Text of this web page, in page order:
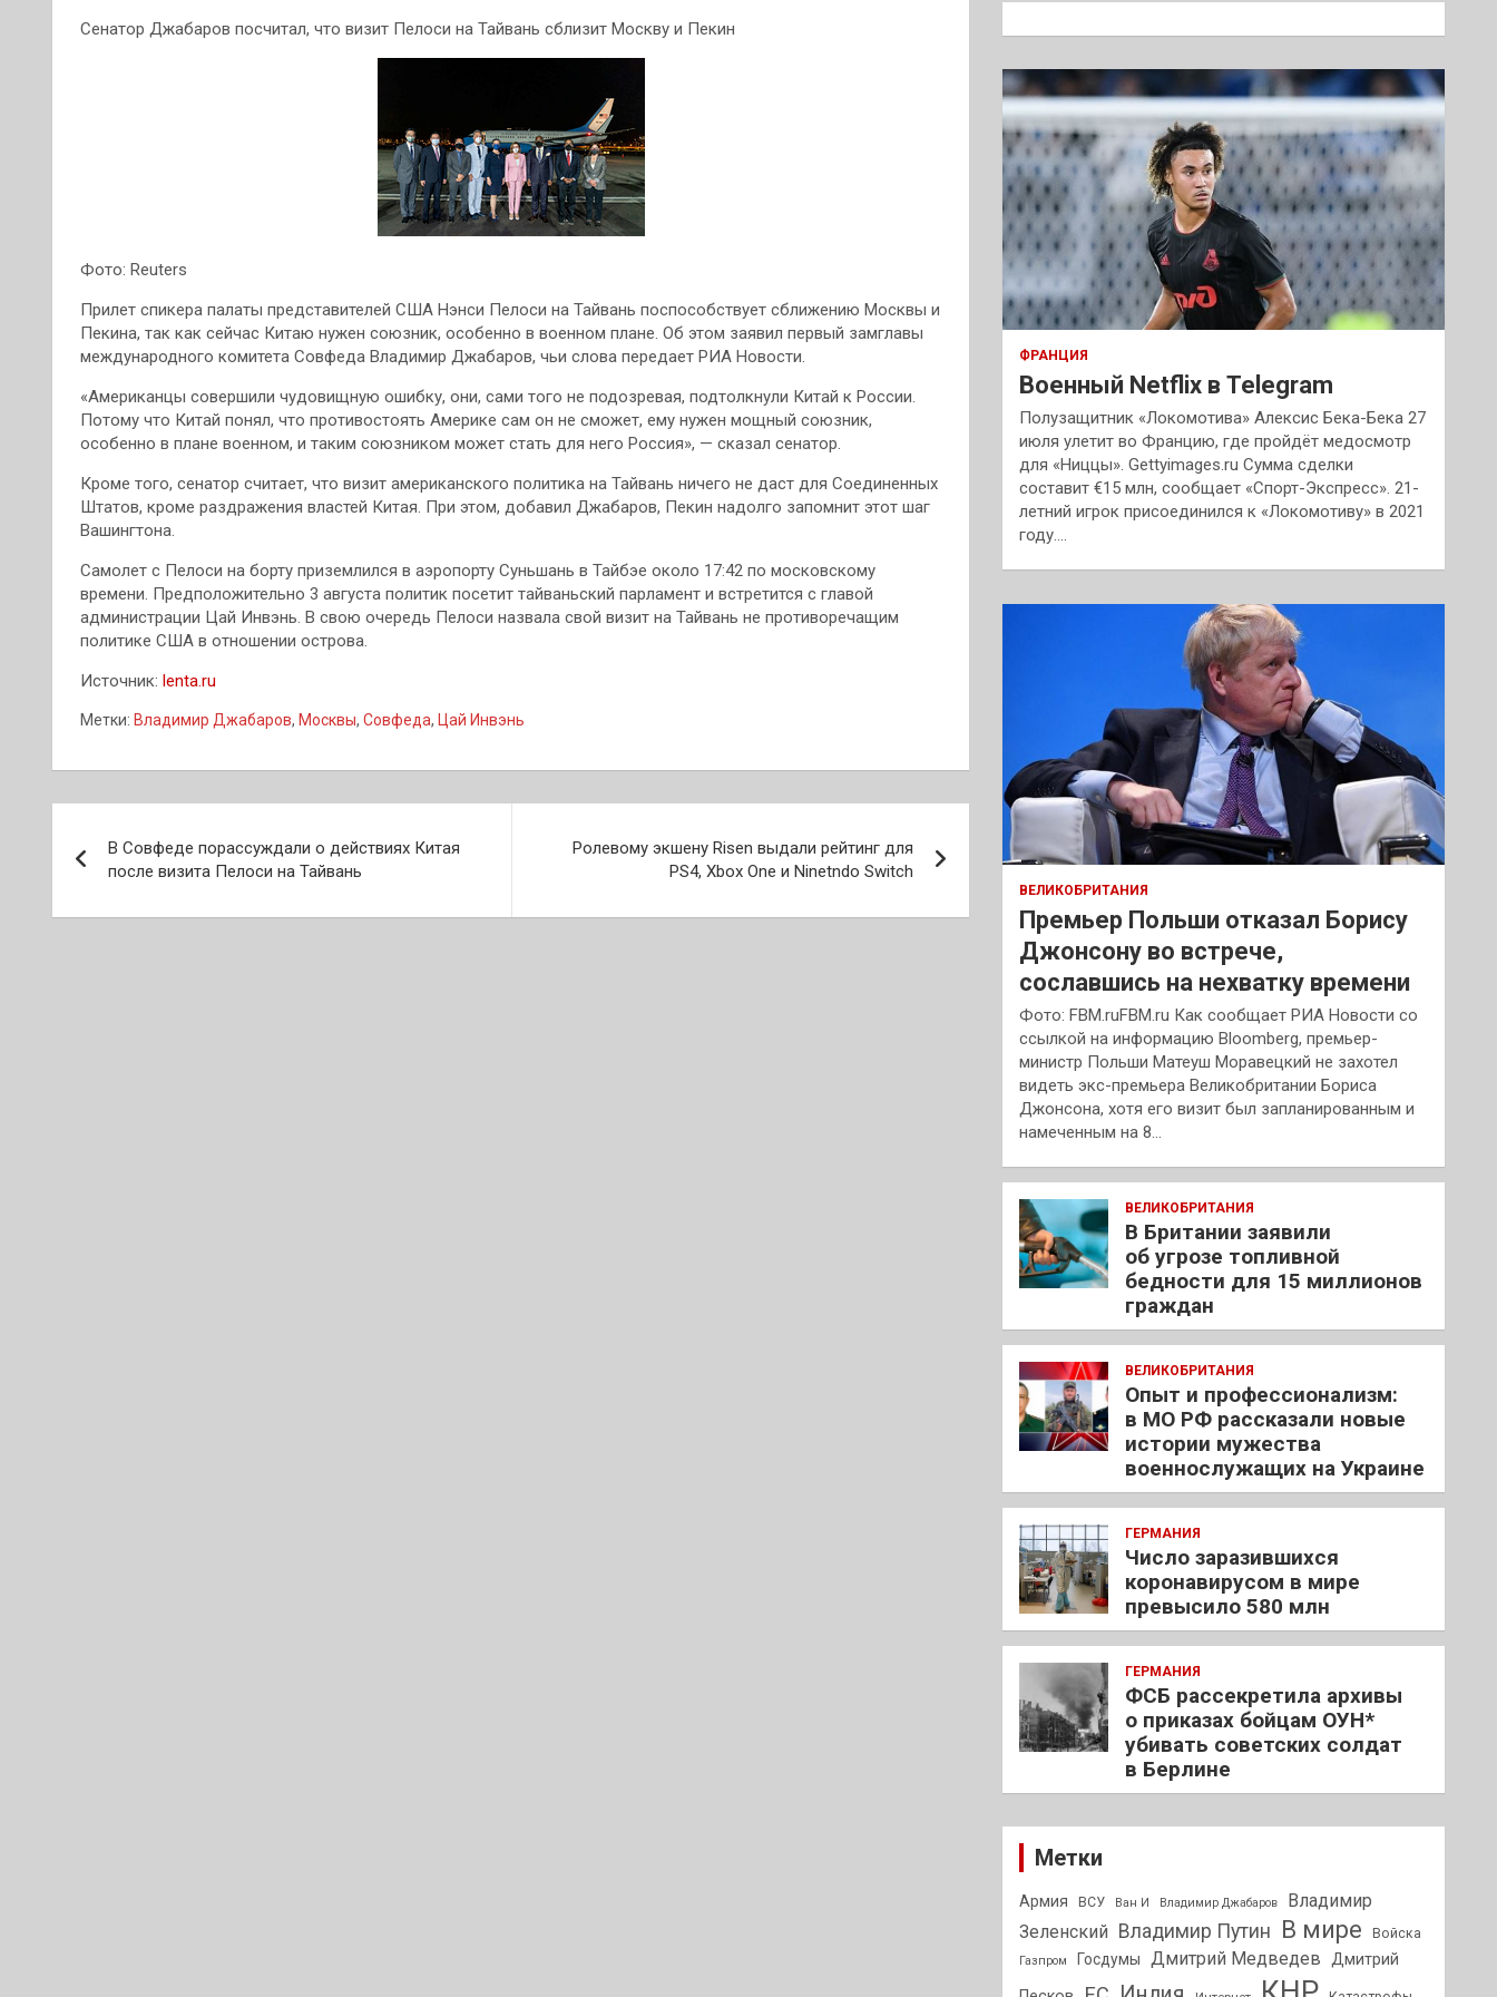
Сенатор Джабаров посчитал, что визит Пелоси на Тайвань сблизит Москву и Пекин
Фото: Reuters
Прилет спикера палаты представителей США Нэнси Пелоси на Тайвань поспособствует сближению Москвы и
Пекина, так как сейчас Китаю нужен союзник, особенно в военном плане. Об этом заявил первый замглавы
международного комитета Совфеда Владимир Джабаров, чьи слова передает РИА Новости.
«Американцы совершили чудовищную ошибку, они, сами того не подозревая, подтолкнули Китай к России.
Потому что Китай понял, что противостоять Америке сам он не сможет, ему нужен мощный союзник,
особенно в плане военном, и таким союзником может стать для него Россия», — сказал сенатор.
Кроме того, сенатор считает, что визит американского политика на Тайвань ничего не даст для Соединенных
Штатов, кроме раздражения властей Китая. При этом, добавил Джабаров, Пекин надолго запомнит этот шаг
Вашингтона.
Самолет с Пелоси на борту приземлился в аэропорту Суньшань в Тайбэе около 17:42 по московскому
времени. Предположительно 3 августа политик посетит тайваньский парламент и встретится с главой
администрации Цай Инвэнь. В свою очередь Пелоси назвала свой визит на Тайвань не противоречащим
политике США в отношении острова.
Источник: lenta.ru
Метки: Владимир Джабаров, Москвы, Совфеда, Цай Инвэнь
по
записям
В Совфеде порассуждали о действиях Китая
после визита Пелоси на Тайвань
Ролевому экшену Risen выдали рейтинг для
PS4, Xbox One и Ninetndo Switch
к
ФРАНЦИЯ
Военный Netflix в Telegram
Полузащитник «Локомотива» Алексис Бека-Бека 27
июля улетит во Францию, где пройдёт медосмотр
для «Ниццы». Gettyimages.ru Сумма сделки
составит €15 млн, сообщает «Спорт-Экспресс». 21-
летний игрок присоединился к «Локомотиву» в 2021
году.…
ВЕЛИКОБРИТАНИЯ
Премьер Польши отказал Борису
Джонсону во встрече,
сославшись на нехватку времени
Фото: FBM.ruFBM.ru Как сообщает РИА Новости со
ссылкой на информацию Bloomberg, премьер-
министр Польши Матеуш Моравецкий не захотел
видеть экс-премьера Великобритании Бориса
Джонсона, хотя его визит был запланированным и
намеченным на 8…
ВЕЛИКОБРИТАНИЯ
В Британии заявили
об угрозе топливной
бедности для 15 миллионов
граждан
ВЕЛИКОБРИТАНИЯ
Опыт и профессионализм:
в МО РФ рассказали новые
истории мужества
военнослужащих на Украине
ГЕРМАНИЯ
Число заразившихся
коронавирусом в мире
превысило 580 млн
ГЕРМАНИЯ
ФСБ рассекретила архивы
о приказах бойцам ОУН*
убивать советских солдат
в Берлине
Метки
Армия ВСУ Ван И Владимир Джабаров
Владимир
Зеленский
Владимир Путин В мире Войска
Газпром Госдумы Дмитрий Медведев
Дмитрий